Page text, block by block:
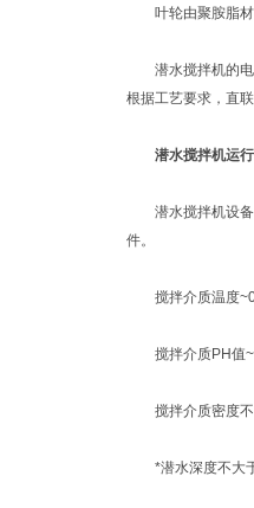
叶轮由聚胺脂材
潜水搅拌机的电
根据工艺要求，直
潜水搅拌机运
潜水搅拌机设备
件。
搅拌介质温度
搅拌介质PH值
搅拌介质密度不
*潜水深度不大